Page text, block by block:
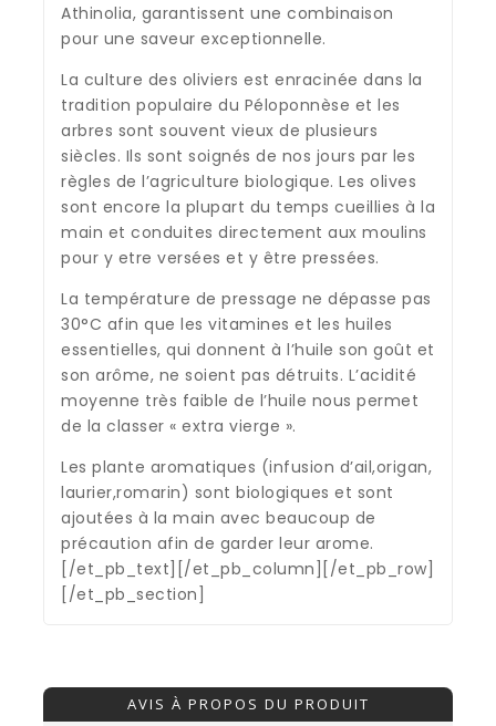
Athinolia, garantissent une combinaison
pour une saveur exceptionnelle.
La culture des oliviers est enracinée dans la
tradition populaire du Péloponnèse et les
arbres sont souvent vieux de plusieurs
siècles. Ils sont soignés de nos jours par les
règles de l’agriculture biologique. Les olives
sont encore la plupart du temps cueillies à la
main et conduites directement aux moulins
pour y etre versées et y être pressées.
La température de pressage ne dépasse pas
30°C afin que les vitamines et les huiles
essentielles, qui donnent à l’huile son goût et
son arôme, ne soient pas détruits. L’acidité
moyenne très faible de l’huile nous permet
de la classer « extra vierge ».
Les plante aromatiques (infusion d’ail,origan,
laurier,romarin) sont biologiques et sont
ajoutées à la main avec beaucoup de
précaution afin de garder leur arome.
[/et_pb_text][/et_pb_column][/et_pb_row]
[/et_pb_section]
AVIS À PROPOS DU PRODUIT